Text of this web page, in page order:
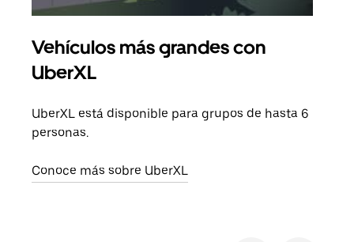
Vehículos más grandes con
UberXL
UberXL está disponible para grupos de hasta 6
personas.
Conoce más sobre UberXL